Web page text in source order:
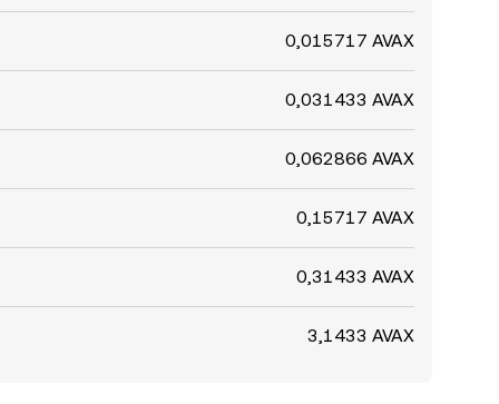
0,015717 AVAX
0,031433 AVAX
0,062866 AVAX
0,15717 AVAX
0,31433 AVAX
3,1433 AVAX